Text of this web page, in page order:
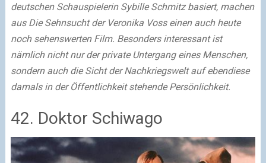
deutschen Schauspielerin Sybille Schmitz basiert, machen
aus Die Sehnsucht der Veronika Voss einen auch heute
noch sehenswerten Film. Besonders interessant ist
nämlich nicht nur der private Untergang eines Menschen,
sondern auch die Sicht der Nachkriegswelt auf ebendiese
damals in der Öffentlichkeit stehende Persönlichkeit.
42. Doktor Schiwago